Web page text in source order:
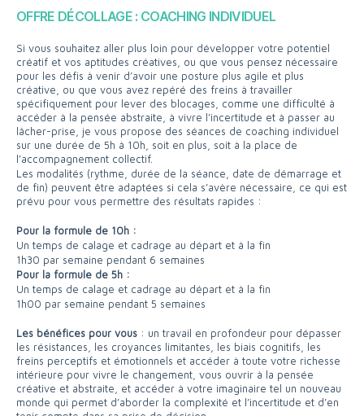
OFFRE DÉCOLLAGE : COACHING INDIVIDUEL
Si vous souhaitez aller plus loin pour développer votre potentiel
créatif et vos aptitudes créatives, ou que vous pensez nécessaire
pour les défis à venir d’avoir une posture plus agile et plus
créative, ou que vous avez repéré des freins à travailler
spécifiquement pour lever des blocages, comme une difficulté à
accéder à la pensée abstraite, à vivre l’incertitude et à passer au
lâcher-prise, je vous propose des séances de coaching individuel
sur une durée de 5h à 10h, soit en plus, soit à la place de
l’accompagnement collectif.
Les modalités (rythme, durée de la séance, date de démarrage et
de fin) peuvent être adaptées si cela s’avère nécessaire, ce qui est
prévu pour vous permettre des résultats rapides :
Pour la formule de 10h :
Un temps de calage et cadrage au départ et à la fin
1h30 par semaine pendant 6 semaines
Pour la formule de 5h :
Un temps de calage et cadrage au départ et à la fin
1h00 par semaine pendant 5 semaines
Les bénéfices pour vous : un travail en profondeur pour dépasser
les résistances, les croyances limitantes, les biais cognitifs, les
freins perceptifs et émotionnels et accéder à toute votre richesse
intérieure pour vivre le changement, vous ouvrir à la pensée
créative et abstraite, et accéder à votre imaginaire tel un nouveau
monde qui permet d’aborder la complexité et l’incertitude et d’en